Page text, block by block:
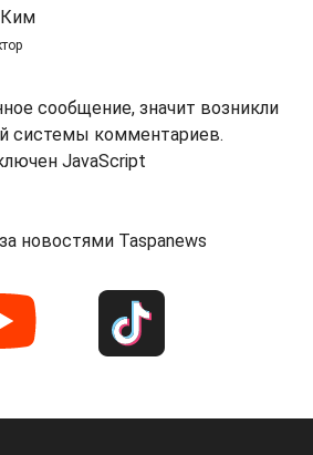
Ким
сообщение, значит возникли
системы комментариев.
JavaScript
новостями Taspanews